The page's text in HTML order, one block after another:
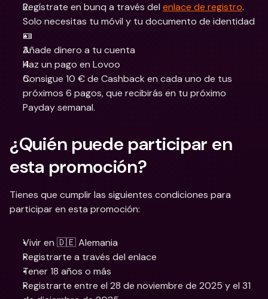
Regístrate en bunq a través del enlace de registro.
Solo necesitas tu móvil y tu documento de identidad
🪪
Añade dinero a tu cuenta
Haz un pago en Lovoo
Consigue 10 € de Cashback en cada uno de tus
próximos 6 pagos, que recibirás en tu próximo
Payday semanal.
¿Quién puede participar en
esta promoción?
Tienes que cumplir las siguientes condiciones para
participar en esta promoción:
Vivir en 🇩🇪 Alemania
Registrarte a través del enlace
Tener 18 años o más
Registrarte entre el 28 de noviembre de 2025 y el 31